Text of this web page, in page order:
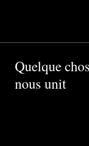
Quelque
nous unit